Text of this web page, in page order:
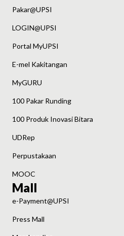
Pakar@UPSI
LOGIN@UPSI
Portal MyUPSI
E-mel Kakitangan
MyGURU
100 Pakar Runding
100 Produk Inovasi Bitara
UDRep
Perpustakaan
MOOC
Mall
e-Payment@UPSI
Press Mall